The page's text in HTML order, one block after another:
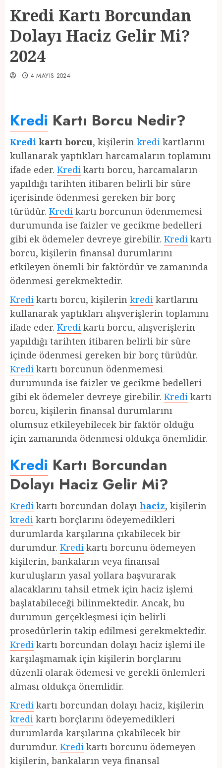
Kredi Kartı Borcundan
Dolayı Haciz Gelir Mi?
2024
4 MAYIS 2024
Kredi Kartı Borcu Nedir?
Kredi kartı borcu, kişilerin kredi kartlarını
kullanarak yaptıkları harcamaların toplamını
ifade eder. Kredi kartı borcu, harcamaların
yapıldığı tarihten itibaren belirli bir süre
içerisinde ödenmesi gereken bir borç
türüdür. Kredi kartı borcunun ödenmemesi
durumunda ise faizler ve gecikme bedelleri
gibi ek ödemeler devreye girebilir. Kredi kartı
borcu, kişilerin finansal durumlarını
etkileyen önemli bir faktördür ve zamanında
ödenmesi gerekmektedir.
Kredi kartı borcu, kişilerin kredi kartlarını
kullanarak yaptıkları alışverişlerin toplamını
ifade eder. Kredi kartı borcu, alışverişlerin
yapıldığı tarihten itibaren belirli bir süre
içinde ödenmesi gereken bir borç türüdür.
Kredi kartı borcunun ödenmemesi
durumunda ise faizler ve gecikme bedelleri
gibi ek ödemeler devreye girebilir. Kredi kartı
borcu, kişilerin finansal durumlarını
olumsuz etkileyebilecek bir faktör olduğu
için zamanında ödenmesi oldukça önemlidir.
Kredi Kartı Borcundan
Dolayı Haciz Gelir Mi?
Kredi kartı borcundan dolayı haciz, kişilerin
kredi kartı borçlarını ödeyemedikleri
durumlarda karşılarına çıkabilecek bir
durumdur. Kredi kartı borcunu ödemeyen
kişilerin, bankaların veya finansal
kuruluşların yasal yollara başvurarak
alacaklarını tahsil etmek için haciz işlemi
başlatabileceği bilinmektedir. Ancak, bu
durumun gerçekleşmesi için belirli
prosedürlerin takip edilmesi gerekmektedir.
Kredi kartı borcundan dolayı haciz işlemi ile
karşılaşmamak için kişilerin borçlarını
düzenli olarak ödemesi ve gerekli önlemleri
alması oldukça önemlidir.
Kredi kartı borcundan dolayı haciz, kişilerin
kredi kartı borçlarını ödeyemedikleri
durumlarda karşılarına çıkabilecek bir
durumdur. Kredi kartı borcunu ödemeyen
kişilerin, bankaların veya finansal